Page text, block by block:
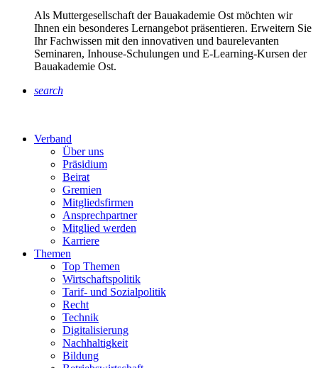
Als Muttergesellschaft der Bauakademie Ost möchten wir
Ihnen ein besonderes Lernangebot präsentieren. Erweitern Sie
Ihr Fachwissen mit den innovativen und baurelevanten
Seminaren, Inhouse-Schulungen und E-Learning-Kursen der
Bauakademie Ost.
search
Verband
Über uns
Präsidium
Beirat
Gremien
Mitgliedsfirmen
Ansprechpartner
Mitglied werden
Karriere
Themen
Top Themen
Wirtschaftspolitik
Tarif- und Sozialpolitik
Recht
Technik
Digitalisierung
Nachhaltigkeit
Bildung